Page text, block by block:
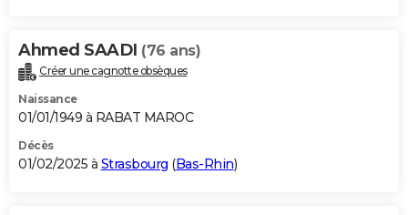
Ahmed SAADI (76 ans)
Créer une cagnotte obsèques
Naissance
01/01/1949 à RABAT MAROC
Décès
01/02/2025 à Strasbourg (Bas-Rhin)